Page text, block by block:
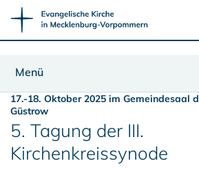
Menü
17.-18. Oktober 2025 im Gemeindesaal
Güstrow
5. Tagung der III.
Kirchenkreissynode